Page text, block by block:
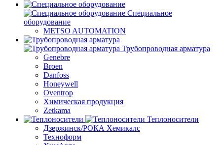
Специальное
оборудование
METSO AUTOMATION
Трубопроводная арматура
Genebre
Broen
Danfoss
Honeywell
Oventrop
Химическая продукция
Zetkama
Теплоносители
Дзержинск/РОКА Хемикалс
Техноформ